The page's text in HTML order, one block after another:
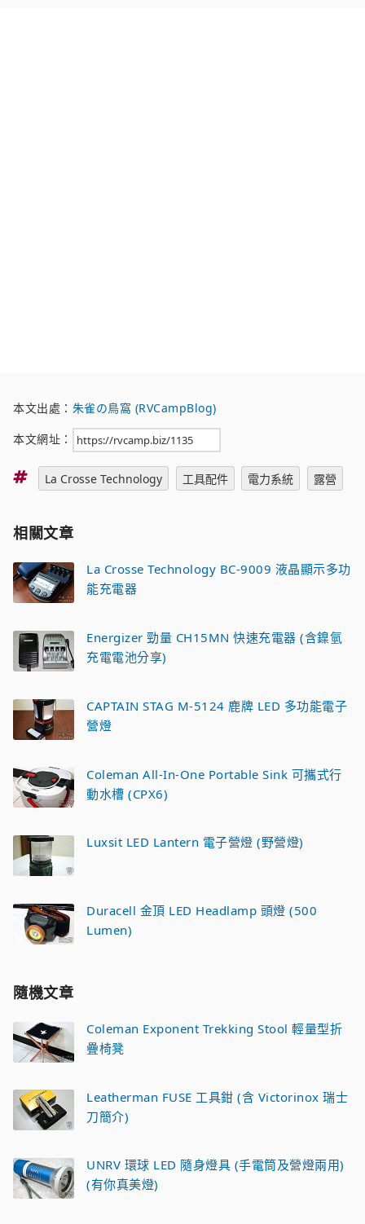
本文出處： 朱雀の鳥窩 (RVCampBlog)
本文網址：
標
La Crosse Technology 工具配件 電力系統 露營
相關文章
La Crosse Technology BC-9009 液晶顯示多功
能充電器
Energizer 勁量 CH15MN 快速充電器 (含鎳氫
充電電池分享)
CAPTAIN STAG M-5124 鹿牌 LED 多功能電子
營燈
Coleman All-In-One Portable Sink 可攜式行
動水槽 (CPX6)
Luxsit LED Lantern 電子營燈 (野營燈)
Duracell 金頂 LED Headlamp 頭燈 (500
Lumen)
隨機文章
Coleman Exponent Trekking Stool 輕量型折
疊椅凳
Leatherman FUSE 工具鉗 (含 Victorinox 瑞士
刀簡介)
UNRV 環球 LED 隨身燈具 (手電筒及營燈兩用)
(有你真美燈)